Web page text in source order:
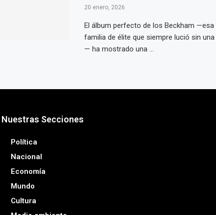
20 enero, 2026
El álbum perfecto de los Beckham —esa
familia de élite que siempre lució sin
— ha mostrado una ...
Nuestras Secciones
Política
Nacional
Economía
Mundo
Cultura